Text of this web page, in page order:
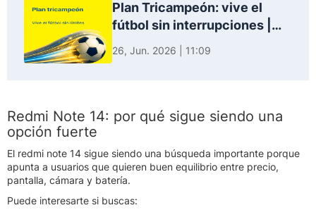
Plan Tricampeón: vive el
fútbol sin interrupciones |
26, Jun. 2026 | 11:09
Redmi Note 14: por qué sigue siendo una
opción fuerte
El redmi note 14 sigue siendo una búsqueda importante porque
apunta a usuarios que quieren buen equilibrio entre precio,
pantalla, cámara y batería.
Puede interesarte si buscas: